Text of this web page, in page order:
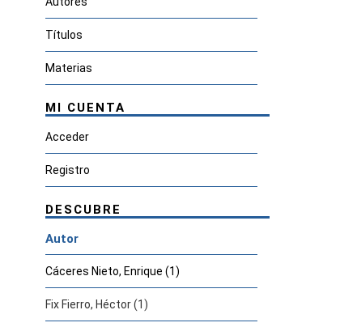
Títulos
Materias
MI CUENTA
Acceder
Registro
DESCUBRE
Autor
Cáceres Nieto, Enrique (1)
Fix Fierro, Héctor (1)